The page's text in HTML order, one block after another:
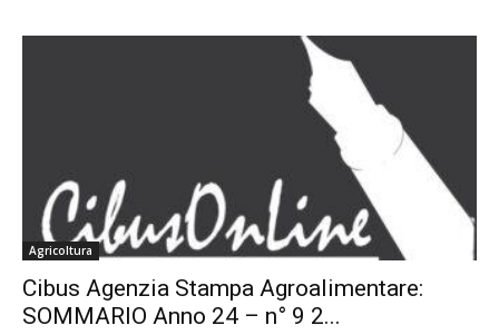
Agricoltura
Cibus Agenzia Stampa Agroalimentare:
SOMMARIO Anno 24 – n° 9 2...